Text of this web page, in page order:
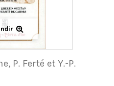
P. Ferté et Y.-P.